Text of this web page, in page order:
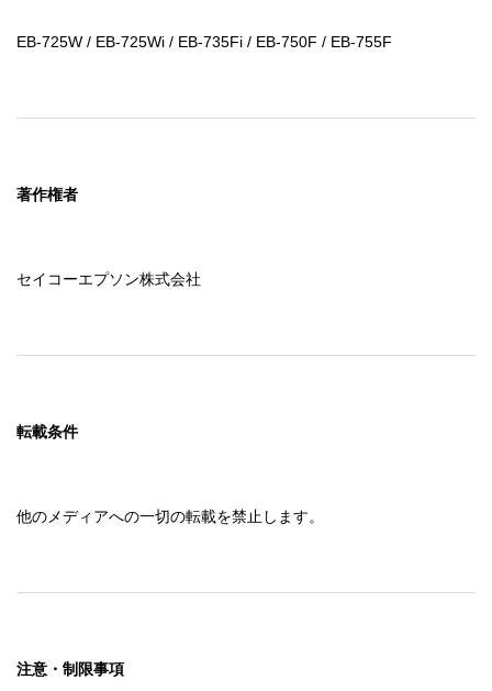
EB-725W / EB-725Wi / EB-735Fi / EB-750F / EB-755F
著作権者
セイコーエプソン株式会社
転載条件
他のメディアへの一切の転載を禁止します。
注意・制限事項